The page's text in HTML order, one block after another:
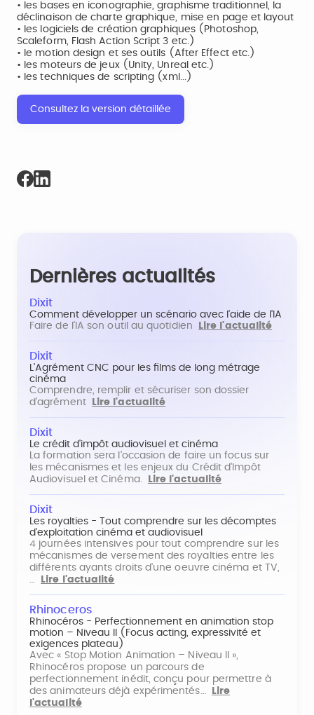
• les bases en iconographie, graphisme traditionnel, la
déclinaison de charte graphique, mise en page et layout
• les logiciels de création graphiques (Photoshop,
Scaleform, Flash Action Script 3 etc.)
• le motion design et ses outils (After Effect etc.)
• les moteurs de jeux (Unity, Unreal etc.)
• les techniques de scripting (xml...)
Consultez la version détaillée
Dernières actualités
Dixit
Comment développer un scénario avec l'aide de l'IA
Faire de l'IA son outil au quotidien
Lire l'actualité
Dixit
L'Agrément CNC pour les films de long métrage
cinéma
Comprendre, remplir et sécuriser son dossier
d'agrément
Lire l'actualité
Dixit
Le crédit d'impôt audiovisuel et cinéma
La formation sera l'occasion de faire un focus sur
les mécanismes et les enjeux du Crédit d'Impôt
Audiovisuel et Cinéma.
Lire l'actualité
Dixit
Les royalties - Tout comprendre sur les décomptes
d'exploitation cinéma et audiovisuel
4 journées intensives pour tout comprendre sur les
mécanismes de versement des royalties entre les
différents ayants droits d'une oeuvre cinéma et TV,
…
Lire l'actualité
Rhinoceros
Rhinocéros - Perfectionnement en animation stop
motion – Niveau II (Focus acting, expressivité et
exigences plateau)
Avec « Stop Motion Animation – Niveau II »,
Rhinocéros propose un parcours de
perfectionnement inédit, conçu pour permettre à
des animateurs déjà expérimentés…
Lire
l'actualité